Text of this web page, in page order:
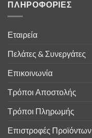
ΠΛΗΡΟΦΟΡΙΕΣ
Εταιρεία
Πελάτες & Συνεργάτες
Επικοινωνία
Τρόποι Αποστολής
Τρόποι Πληρωμής
Επιστροφές Προϊόντων